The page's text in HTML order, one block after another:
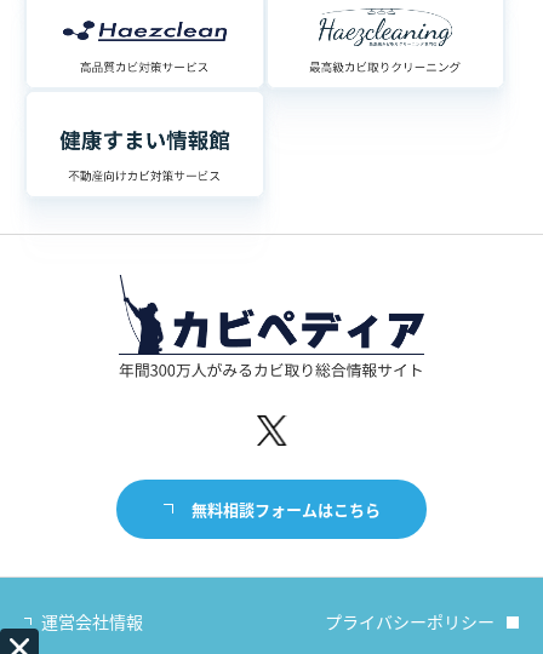
無料相談フォームはこちら
運営会社情報 プライバシーポリシー